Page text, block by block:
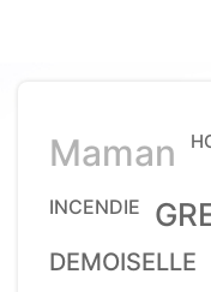
Maman
INCENDIE
DEMOISELLE